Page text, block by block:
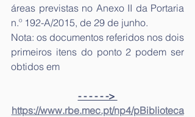
áreas previstas no Anexo II da Portaria
n.º 192-A/2015, de 29 de junho.
Nota: os documentos referidos nos dois
primeiros itens do ponto 2 podem ser
obtidos em
- - - - - ->
https://www.rbe.mec.pt/np4/pBiblioteca